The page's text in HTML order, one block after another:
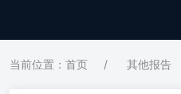
当前位置：首页 / 其他报告